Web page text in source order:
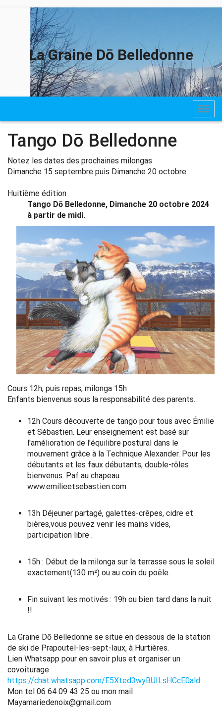
La Graine Dō Belledonne
Tango Dō Belledonne
Notez les dates des prochaines milongas
Dimanche 15 septembre puis Dimanche 20 octobre
Huitième édition
Tango Dō Belledonne, Dimanche 20 octobre 2024
à partir de midi.
Cours 12h, puis repas, milonga 15h
Enfants bienvenus sous la responsabilité des parents.
12h Cours découverte de tango pour tous avec Émilie
et Sébastien. Leur enseignement est basé sur
l'amélioration de l'équilibre postural dans le
mouvement grâce à la Technique Alexander. Pour les
débutants et les faux débutants, double-rôles
bienvenus. Paf au chapeau
www.emilieetsebastien.com.
13h Déjeuner partagé, galettes-crêpes, cidre et
bières,vous pouvez venir les mains vides,
participation libre .
15h : Début de la milonga sur la terrasse sous le soleil
exactement(130 m²) ou au coin du poêle.
Fin suivant les motivés : 19h ou bien tard dans la nuit
!!
La Graine Dō Belledonne se situe en dessous de la station
de ski de Prapoutel-les-sept-laux, à Hurtières.
Lien Whatsapp pour en savoir plus et organiser un
covoiturage
https://chat.whatsapp.com/E5Xted3wyBUILsHCcE0ald
Mon tel 06 64 09 43 25 ou mon mail
Mayamariedenoix@gmail.com